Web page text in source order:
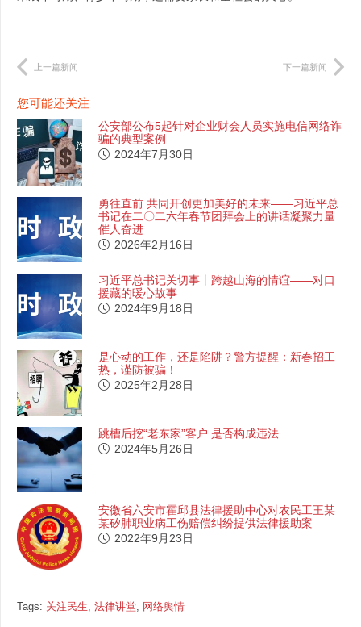
上一篇新闻 下一篇新闻
您可能还关注
公安部公布5起针对企业财会人员实施电信网络诈
骗的典型案例
2024年7月30日
勇往直前 共同开创更加美好的未来——习近平总
书记在二〇二六年春节团拜会上的讲话凝聚力量
催人奋进
2026年2月16日
习近平总书记关切事丨跨越山海的情谊——对口
援藏的暖心故事
2024年9月18日
是心动的工作，还是陷阱？警方提醒：新春招工
热，谨防被骗！
2025年2月28日
跳槽后挖“老东家”客户 是否构成违法
2024年5月26日
安徽省六安市霍邱县法律援助中心对农民工王某
某矽肺职业病工伤赔偿纠纷提供法律援助案
2022年9月23日
Tags: 关注民生 法律讲堂 网络舆情